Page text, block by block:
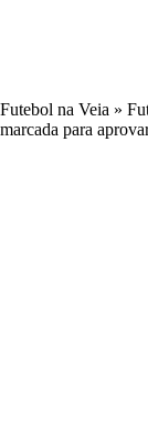
Futebol na Veia »
marcada para